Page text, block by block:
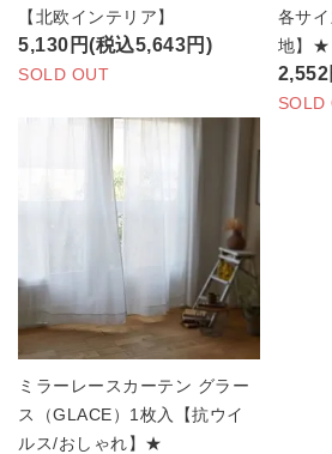
【北欧インテリア】
5,130円(税込5,643円)
SOLD OUT
各サ
地】★
SOLD
ミラーレースカーテン グラー
ス（GLACE）1枚入【抗ウイ
ルス/おしゃれ】★